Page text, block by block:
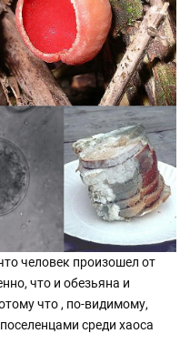
человек произошел от
что и обезьяна и
что , по-видимому,
среди хаоса